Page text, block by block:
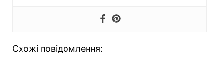
Схожі повідомлення: